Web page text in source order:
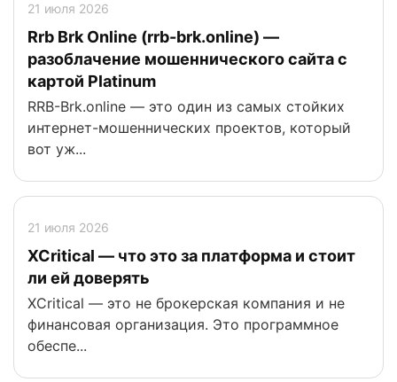
21 июля 2026
Rrb Brk Online (rrb-brk.online) —
разоблачение мошеннического сайта с
картой Platinum
RRB-Brk.online — это один из самых стойких
интернет-мошеннических проектов, который
вот уж...
21 июля 2026
XCritical — что это за платформа и стоит
ли ей доверять
XCritical — это не брокерская компания и не
финансовая организация. Это программное
обеспе...